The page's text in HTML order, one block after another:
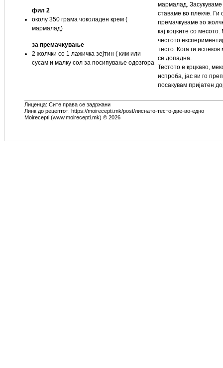
фил 2
околу 350 грама чоколаден крем (
мармалад)
за премачкување
2 жолчки со 1 лажичка зејтин ( ким или
сусам и малку сол за посипување одозгора
мармалад. Засукуваме
ставаме во плекче. Ги
премачкуваме зо
кај коцките со
честото
тесто. Кога ги
се допадна.
Тестото е крцкаво,
испроба, јас ви го
посакувам пријатен
Лиценца: Сите права се задржани
Линк до рецептот: https://moirecepti.mk/post/лиснато-тесто-две-во-едно
Moirecepti (www.moirecepti.mk) © 2026